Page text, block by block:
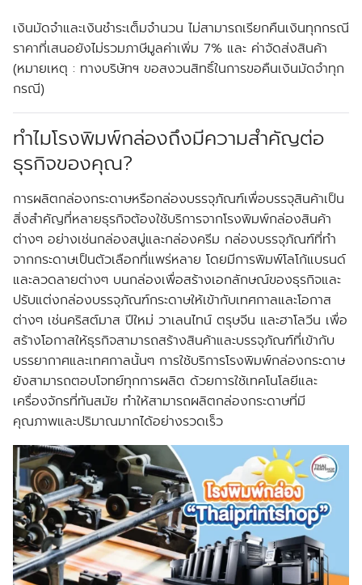
เงินมัดจำและเงินชำระเต็มจำนวน ไม่สามารถเรียกคืนเงินทุกกรณี
ราคาที่เสนอยังไม่รวมภาษีมูลค่าเพิ่ม 7% และ ค่าจัดส่งสินค้า
(หมายเหตุ : ทางบริษัทฯ ขอสงวนสิทธิ์ในการขอคืนเงินมัดจำทุก
กรณี)
ทำไมโรงพิมพ์กล่องถึงมีความสำคัญต่อ
ธุรกิจของคุณ?
การผลิตกล่องกระดาษหรือกล่องบรรจุภัณฑ์เพื่อบรรจุสินค้าเป็น
สิ่งสำคัญที่หลายธุรกิจต้องใช้บริการจากโรงพิมพ์กล่องสินค้า
ต่างๆ อย่างเช่นกล่องสบู่และกล่องครีม กล่องบรรจุภัณฑ์ที่ทำ
จากกระดาษเป็นตัวเลือกที่แพร่หลาย โดยมีการพิมพ์โลโก้แบรนด์
และลวดลายต่างๆ บนกล่องเพื่อสร้างเอกลักษณ์ของธุรกิจและ
ปรับแต่งกล่องบรรจุภัณฑ์กระดาษให้เข้ากับเทศกาลและโอกาส
ต่างๆ เช่นคริสต์มาส ปีใหม่ วาเลนไทน์ ตรุษจีน และฮาโลวีน เพื่อ
สร้างโอกาสให้ธุรกิจสามารถสร้างสินค้าและบรรจุภัณฑ์ที่เข้ากับ
บรรยากาศและเทศกาลนั้นๆ การใช้บริการโรงพิมพ์กล่องกระดาษ
ยังสามารถตอบโจทย์ทุกการผลิต ด้วยการใช้เทคโนโลยีและ
เครื่องจักรที่ทันสมัย ทำให้สามารถผลิตกล่องกระดาษที่มี
คุณภาพและปริมาณมากได้อย่างรวดเร็ว